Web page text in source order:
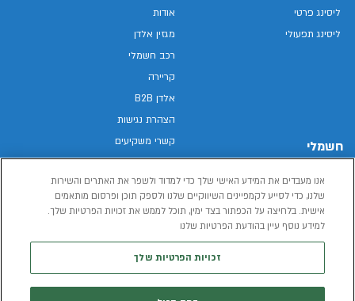
ליסינג פרטי
ליסינג תפעולי
חשמלי
רכב חשמלי
הכל על רכב חשמלי
אודות
מגזין אלדן
רכב חשמלי
קריירה
אלדן B2B
הצהרת נגישות
קשרי משקיעים
מפת האתר
מדיניות פרטיות
תנאי שימוש
אנו מעבדים את המידע האישי שלך כדי למדוד ולשפר את האתרים והשירות
שלנו, כדי לסייע לקמפיינים השיווקיים שלנו ולספק תוכן ופרסום מותאמים
אישית. בלחיצה על הכפתור בצד ימין, תוכל לממש את זכויות הפרטיות שלך.
למידע נוסף עיין בהודעת הפרטיות שלנו
זכויות הפרטיות שלך